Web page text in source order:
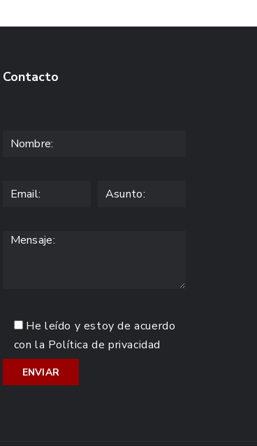
Contacto
He leído y estoy de acuerdo
con la Política de privacidad